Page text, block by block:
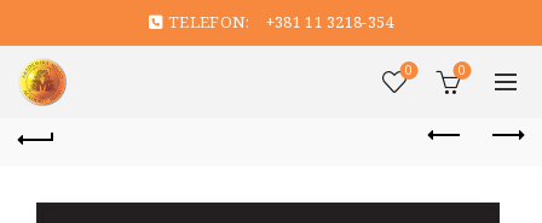
TELEFON: +381 11 3218-354
0 0